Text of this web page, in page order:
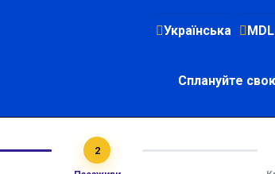
Українська MDL
Сплануйте
2